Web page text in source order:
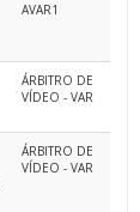
AVAR1
ÁRBITRO DE
VÍDEO - VAR
ÁRBITRO DE
VÍDEO - VAR